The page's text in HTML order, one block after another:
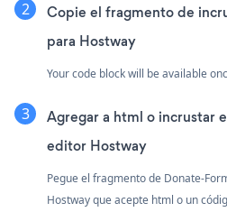
Copie el fragmento de
para Hostway
Your code block will be available
Agregar a html o incrustar
editor Hostway
Pegue el fragmento de Donate-
Hostway que acepte html o un